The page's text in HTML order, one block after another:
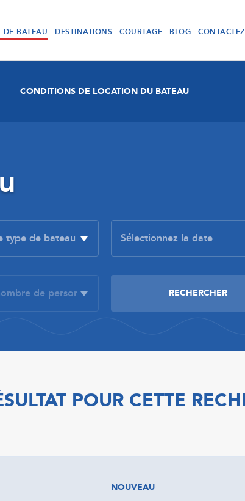
DE BATEAU DESTINATIONS COURTAGE BLOG
CONDITIONS DE LOCATION DU BATEAU
POUR CETTE
NOUVEAU